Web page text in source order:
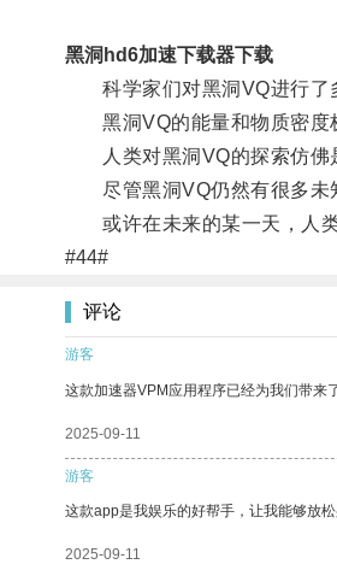
黑洞hd6加速下载器下载
科学家们对黑洞VQ进行了
黑洞VQ的能量和物质密度
人类对黑洞VQ的探索仿佛
尽管黑洞VQ仍然有很多未
或许在未来的某一天，人类
#44#
评论
游客
这款加速器VPM应用程序已经为我们带来
2025-09-11
游客
这款app是我娱乐的好帮手，让我能够放松
2025-09-11